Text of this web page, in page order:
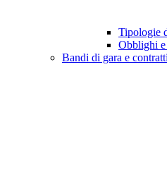
Tipologie
Obblighi e
Bandi di gara e contratti